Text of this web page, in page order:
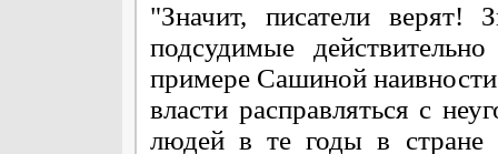
"Значит, писатели верят!
подсудимые
примере Сашиной наивности
власти расправляться с
людей в те годы в стране